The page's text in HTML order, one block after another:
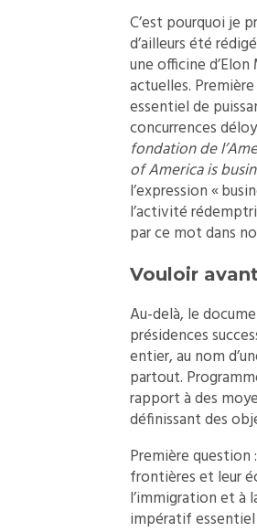
C’est pourquoi je
d’ailleurs été
une officine
actuelles.
essentiel de
concurrences
fondation de
of America is
l’expression «
l’activité
par ce mot dans
Vouloir
Au-delà, le
présidences
entier, au nom
partout.
rapport à des
définissant des
Première question
frontières et leur
l’immigration et à
impératif